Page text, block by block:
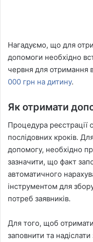
Нагадуємо, що для
допомоги необхідно
червня для отримання
000 грн на дитину.
Як отримати
Процедура реєстрації
послідовних кроків.
допомогу, необхідно
зазначити, що факт
автоматичного
інструментом для
потреб заявників.
Для того, щоб
заповнити та